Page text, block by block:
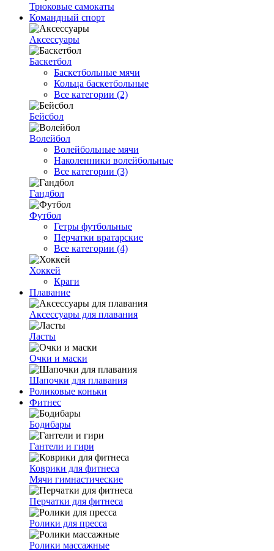
Трюковые самокаты
Командный спорт
Аксессуары
Баскетбол
Баскетбольные мячи
Кольца баскетбольные
Все категории (2)
Бейсбол
Волейбол
Волейбольные мячи
Наколенники волейбольные
Все категории (3)
Гандбол
Футбол
Гетры футбольные
Перчатки вратарские
Все категории (4)
Хоккей
Краги
Плавание
Аксессуары для плавания
Ласты
Очки и маски
Шапочки для плавания
Роликовые коньки
Фитнес
Бодибары
Гантели и гири
Коврики для фитнеса
Мячи гимнастические
Перчатки для фитнеса
Ролики для пресса
Ролики массажные